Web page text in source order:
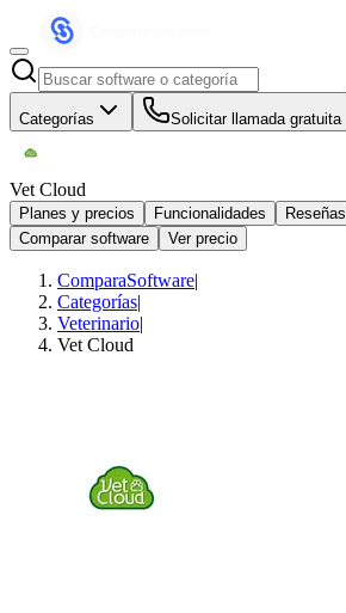
Categorías Solicitar llamada gratuita
Vet Cloud
Planes y precios Funcionalidades
Reseñas
Comparar software
Ver precio
ComparaSoftware|
Categorías|
Veterinario|
Vet Cloud